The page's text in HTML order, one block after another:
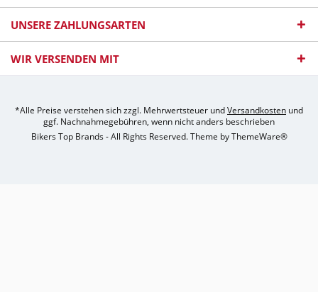
UNSERE ZAHLUNGSARTEN
WIR VERSENDEN MIT
*Alle Preise verstehen sich zzgl. Mehrwertsteuer undVersandkosten und
ggf. Nachnahmegebühren, wenn nicht anders beschrieben
Bikers Top Brands - All Rights Reserved. Theme byThemeWare®